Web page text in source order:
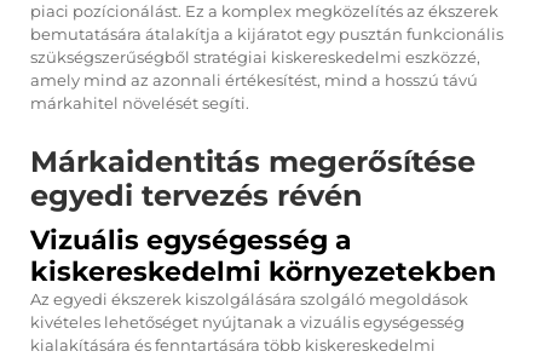
piaci pozícionálást. Ez a komplex megközelítés az ékszerek
bemutatására átalakítja a kijáratot egy pusztán funkcionális
szükségszerűségből stratégiai kiskereskedelmi eszközzé,
amely mind az azonnali értékesítést, mind a hosszú távú
márkahitel növelését segíti.
Márkaidentitás megerősítése
egyedi tervezés révén
Vizuális egységesség a
kiskereskedelmi környezetekben
Az egyedi ékszerek kiszolgálására szolgáló megoldások
kivételes lehetőséget nyújtanak a vizuális egységesség
kialakítására és fenntartására több kiskereskedelmi